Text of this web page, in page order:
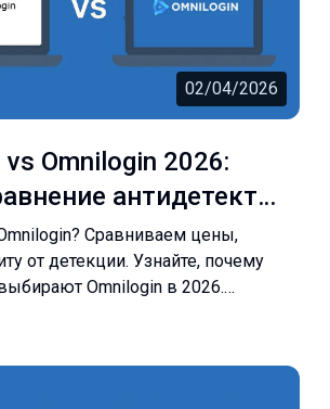
02/04/2026
Omnilogin 2026:
антидетект
| OmniloginСравниваем цены,
от детекции. Узнайте, почему
Omnilogin в 2026.